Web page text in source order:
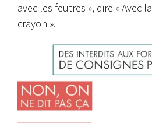
avec les feutres », dire « Avec
crayon ».